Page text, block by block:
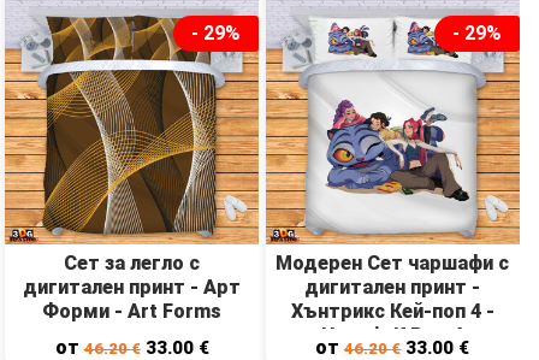
- 29%
Сет за легло с
дигитален принт - Арт
Форми - Art Forms
от46.20€ 33.00 €
- 29%
Модерен Сет чаршафи с
дигитален принт -
Хънтрикс Кей-поп 4 -
Huntrix K Pop 4
от46.20€ 33.00 €